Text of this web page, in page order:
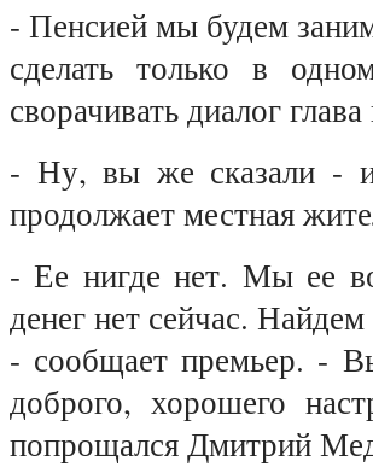
- Пенсией мы будем
сделать только в
сворачивать диалог
- Ну, вы же сказали -
продолжает местная
- Ее нигде нет. Мы ее
денег нет сейчас.
- сообщает премьер. -
доброго, хорошего
попрощался Дмитрий